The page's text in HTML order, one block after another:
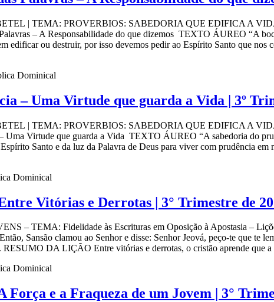
| TEMA: PROVERBIOS: SABEDORIA QUE EDIFICA A VIDA
– A Responsabilidade do que dizemos TEXTO ÁUREO “A
ou destruir, por isso devemos pedir ao Espírito Santo que nos
Dominical
– Uma Virtude que guarda a Vida | 3º
| TEMA: PROVERBIOS: SABEDORIA QUE EDIFICA A VIDA
Virtude que guarda a Vida TEXTO ÁUREO “A sabedoria do
Santo e da luz da Palavra de Deus para viver com prudência
Dominical
Vitórias e Derrotas | 3° Trimestre de
– TEMA: Fidelidade às Escrituras em Oposição à Apostasia –
Sansão clamou ao Senhor e disse: Senhor Jeová, peço-te que te
RESUMO DA LIÇÃO Entre vitórias e derrotas, o cristão aprende que a
Dominical
Força e a Fraqueza de um Jovem | 3°